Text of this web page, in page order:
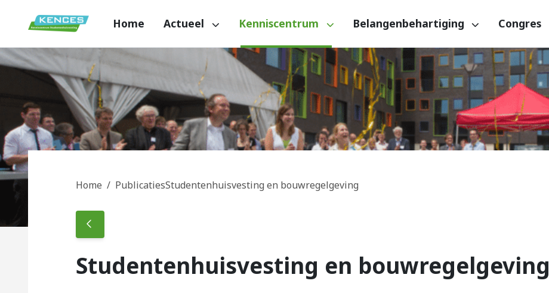
Home Actueel Kenniscentrum Belangenbehartiging Congres
Home PublicatiesStudentenhuisvesting en bouwregelgeving
Studentenhuisvesting en bouwregelgeving